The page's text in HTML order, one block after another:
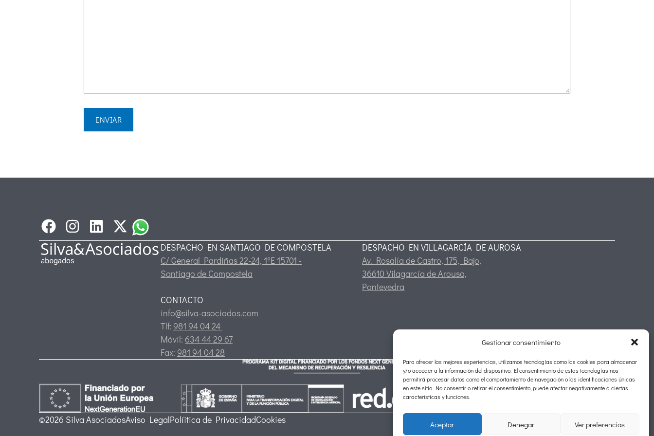
Gestionar consentimiento
Para ofrecer las mejores experiencias, utilizamos tecnologías como las cookies para almacenar
y/o acceder a la información del dispositivo. El consentimiento de estas tecnologías nos
permitirá procesar datos como el comportamiento de navegación o las identificaciones únicas
en este sitio. No consentir o retirar el consentimiento, puede afectar negativamente a ciertas
características y funciones.
Aceptar Denegar Ver preferencias
DESPACHO EN SANTIAGO DE COMPOSTELA
C/ General Pardiñas 22-24, 1ºE 15701 -
Santiago de Compostela
DESPACHO EN VILLAGARCÍA DE AUROSA
Av. Rosalía de Castro, 175, Bajo,
36610 Vilagarcía de Arousa,
Pontevedra
CONTACTO
info@silva-asociados.com
Tlf: 981 94 04 24
Móvil: 634 44 29 67
Fax: 981 94 04 28
©2026 Silva AsociadosAviso LegalPolíitica de PrivacidadCookies